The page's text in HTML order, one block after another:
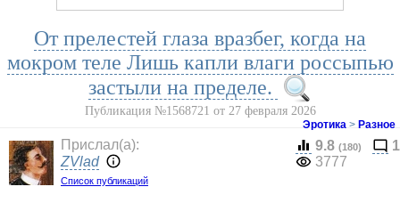
От прелестей глаза вразбег, когда на
мокром теле Лишь капли влаги россыпью
застыли на пределе.
Публикация №1568721 от 27 февраля 2026
Эротика > Разное
Прислал(a):
ZVlad
Список публикаций
9.8 (180)
1
3777